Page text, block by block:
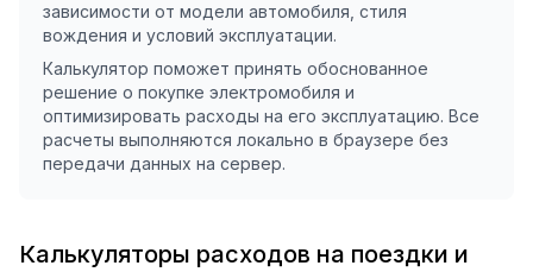
зависимости от модели автомобиля, стиля
вождения и условий эксплуатации.
Калькулятор поможет принять обоснованное
решение о покупке электромобиля и
оптимизировать расходы на его эксплуатацию. Все
расчеты выполняются локально в браузере без
передачи данных на сервер.
Калькуляторы расходов на поездки и